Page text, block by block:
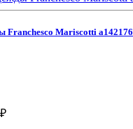
Franchesco Mariscotti а142176
₽